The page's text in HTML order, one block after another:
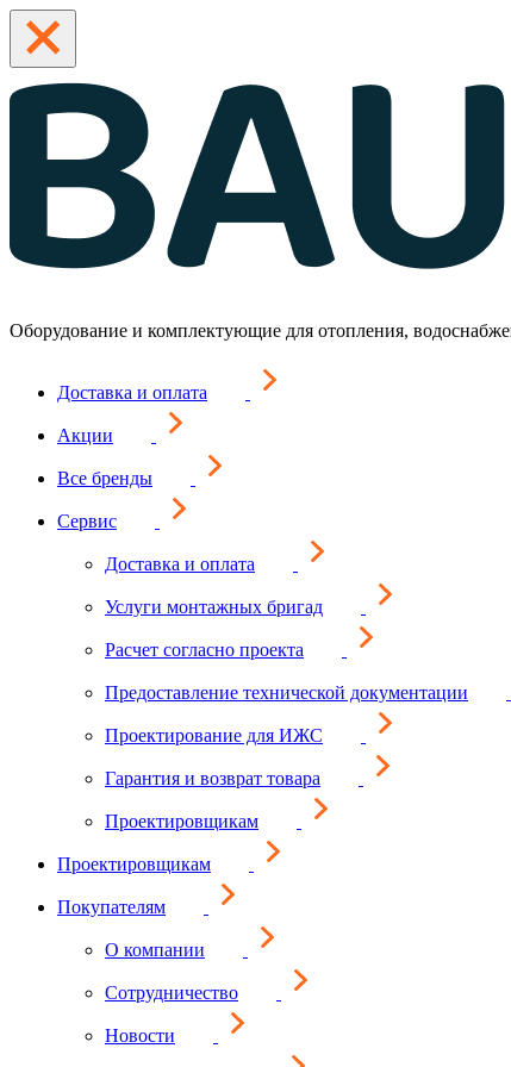
Оборудование и комплектующие для отопления,
Доставка и оплата
Акции
Все бренды
Сервис
Доставка и оплата
Услуги монтажных бригад
Расчет согласно проекта
Предоставление технической документации
Проектирование для ИЖС
Гарантия и возврат товара
Проектировщикам
Проектировщикам
Покупателям
О компании
Сотрудничество
Новости